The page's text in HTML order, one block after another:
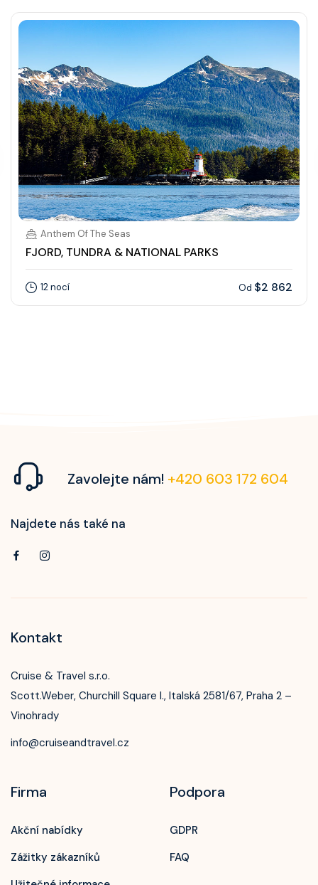
Anthem Of The Seas
FJORD, TUNDRA & NATIONAL PARKS
12 nocí Od $2 862
Zavolejte nám! +420 603 172 604
Najdete nás také na
Kontakt
Cruise & Travel s.r.o.
Scott.Weber, Churchill Square I., Italská 2581/67, Praha 2 –
Vinohrady
info@cruiseandtravel.cz
Firma
Akční nabídky
Zážitky zákazníků
Podpora
GDPR
FAQ